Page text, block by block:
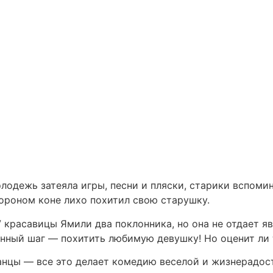
затеяла игры, песни и пляски, старики
коне лихо похитил свою старушку.
Ямили два поклонника, но она не отдает
шаг — похитить любимую девушку! Но оценит ли
— все это делает комедию веселой и